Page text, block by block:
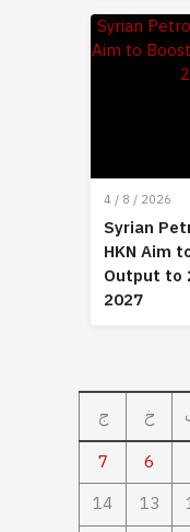
4 / 8 / 2026
Syrian
HKN Aim
Output to
2027
خ
ج
6
7
13
14